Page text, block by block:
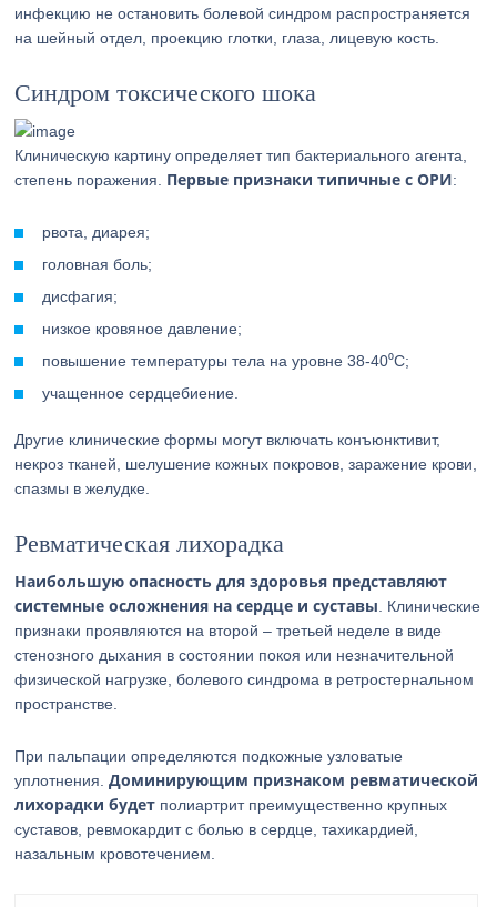
инфекцию не остановить болевой синдром распространяется
на шейный отдел, проекцию глотки, глаза, лицевую кость.
Синдром токсического шока
Клиническую картину определяет тип бактериального агента,
степень поражения. Первые признаки типичные с ОРИ:
рвота, диарея;
головная боль;
дисфагия;
низкое кровяное давление;
повышение температуры тела на уровне 38-40⁰С;
учащенное сердцебиение.
Другие клинические формы могут включать конъюнктивит,
некроз тканей, шелушение кожных покровов, заражение крови,
спазмы в желудке.
Ревматическая лихорадка
Наибольшую опасность для здоровья представляют
системные осложнения на сердце и суставы . Клинические
признаки проявляются на второй – третьей неделе в виде
стенозного дыхания в состоянии покоя или незначительной
физической нагрузке, болевого синдрома в ретростернальном
пространстве.
При пальпации определяются подкожные узловатые
уплотнения.Доминирующим признаком ревматической
лихорадки будет полиартрит преимущественно крупных
суставов, ревмокардит с болью в сердце, тахикардией,
назальным кровотечением.